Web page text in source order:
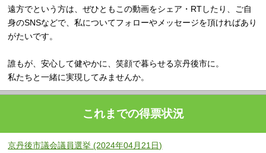
遠方でという方は、ぜひともこの動画をシェア・RTしたり、ご自
身のSNSなどで、私についてフォローやメッセージを頂ければあり
がたいです。
誰もが、安心して健やかに、笑顔で暮らせる京丹後市に。
私たちと一緒に実現してみませんか。
これまでの得票状況
京丹後市議会議員選挙 (2024年04月21日)